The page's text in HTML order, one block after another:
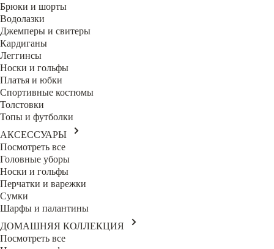
Брюки и шорты
Водолазки
Джемперы и свитеры
Кардиганы
Леггинсы
Носки и гольфы
Платья и юбки
Спортивные костюмы
Толстовки
Топы и футболки
АКСЕССУАРЫ
Посмотреть все
Головные уборы
Носки и гольфы
Перчатки и варежки
Сумки
Шарфы и палантины
ДОМАШНЯЯ КОЛЛЕКЦИЯ
Посмотреть все